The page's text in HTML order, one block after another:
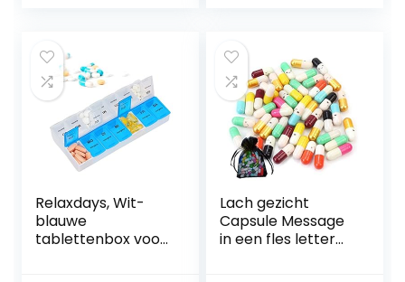
Relaxdays, Wit-
blauwe
tablettenbox voor
Lach gezicht
Capsule Message
in een fles letter